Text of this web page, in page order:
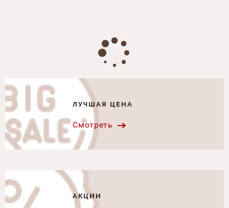
ЛУЧШАЯ ЦЕНА
Смотреть
АКЦИИ